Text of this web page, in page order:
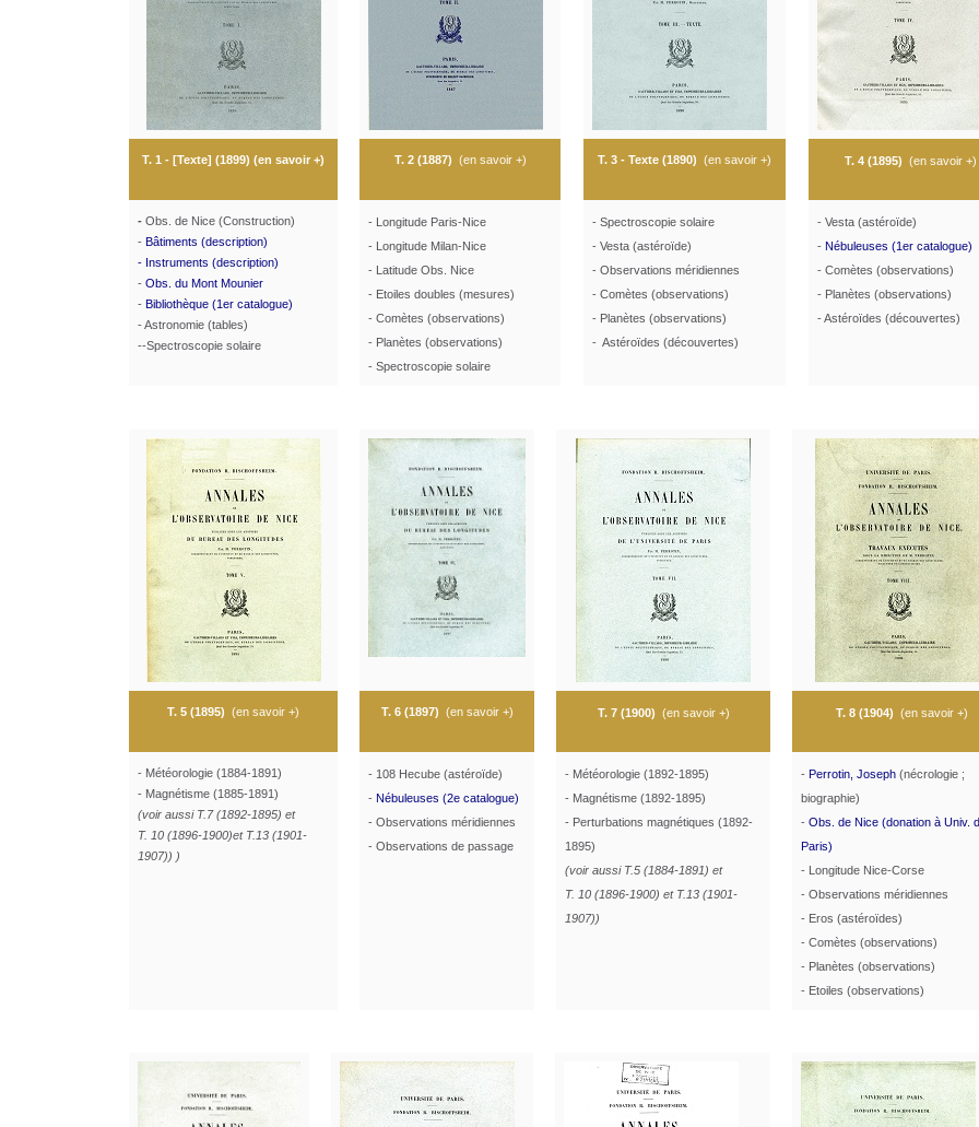
T. 1 - [Texte] (1899) (en savoir +) T. 2 (1887) (en savoir +) T. 3 - Texte (1890) (en savoir +) T. 4 (1895) (en savoir +)
- Obs. de Nice (Construction)
- Bâtiments (description)
- Instruments (description)
- Obs. du Mont Mounier
- Bibliothèque (1er catalogue)
- Astronomie (tables)
--Spectroscopie solaire
- Longitude Paris-Nice
- Longitude Milan-Nice
- Latitude Obs. Nice
- Etoiles doubles (mesures)
- Comètes (observations)
- Planètes (observations)
- Spectroscopie solaire
- Spectroscopie solaire
- Vesta (astéroïde)
- Observations méridiennes
- Comètes (observations)
- Planètes (observations)
- Astéroïdes (découvertes)
- Vesta (astéroïde)
- Nébuleuses (1er catalogue)
- Comètes (observations)
- Planètes (observations)
- Astéroïdes (découvertes)
T. 5 (1895) (en savoir +) T. 6 (1897) (en savoir +) T. 7 (1900) (en savoir +) T. 8 (1904) (en savoir +)
- Météorologie (1884-1891)
- Magnétisme (1885-1891)
(voir aussi T.7 (1892-1895) et
T. 10 (1896-1900)et T.13 (1901-
1907)) )
- 108 Hecube (astéroïde)
- Nébuleuses (2e catalogue)
- Observations méridiennes
- Observations de passage
- Météorologie (1892-1895)
- Magnétisme (1892-1895)
- Perturbations magnétiques (1892-
1895)
(voir aussi T.5 (1884-1891) et
T. 10 (1896-1900) et T.13 (1901-
1907))
- Perrotin, Joseph (nécrologie ;
biographie)
- Obs. de Nice (donation à Univ.
Paris)
- Longitude Nice-Corse
- Observations méridiennes
- Eros (astéroïdes)
- Comètes (observations)
- Planètes (observations)
- Etoiles (observations)